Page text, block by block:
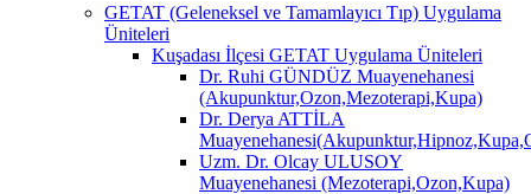
GETAT (Geleneksel ve Tamamlayıcı Tıp) Uygulama
Üniteleri
Kuşadası İlçesi GETAT Uygulama Üniteleri
Dr. Ruhi GÜNDÜZ Muayenehanesi
(Akupunktur,Ozon,Mezoterapi,Kupa)
Dr. Derya ATTİLA
Uzm. Dr. Olcay ULUSOY
Muayenehanesi (Mezoterapi,Ozon,Kupa)